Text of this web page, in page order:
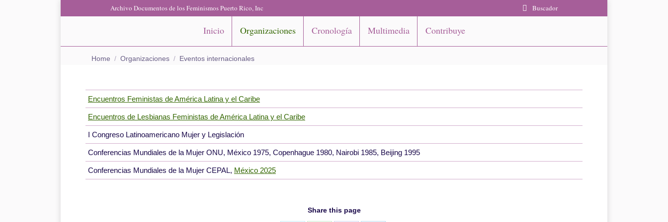
Archivo Documentos de los Feminismos Puerto Rico, Inc Buscador
Inicio Organizaciones Cronología Multimedia Contribuye
You are here:
Home Organizaciones Eventos internacionales
Encuentros Feministas de América Latina y el Caribe
Encuentros de Lesbianas Feministas de América Latina y el Caribe
I Congreso Latinoamericano Mujer y Legislación
Conferencias Mundiales de la Mujer ONU, México 1975, Copenhague 1980, Nairobi 1985, Beijing 1995
Conferencias Mundiales de la Mujer CEPAL, México 2025
Share this page